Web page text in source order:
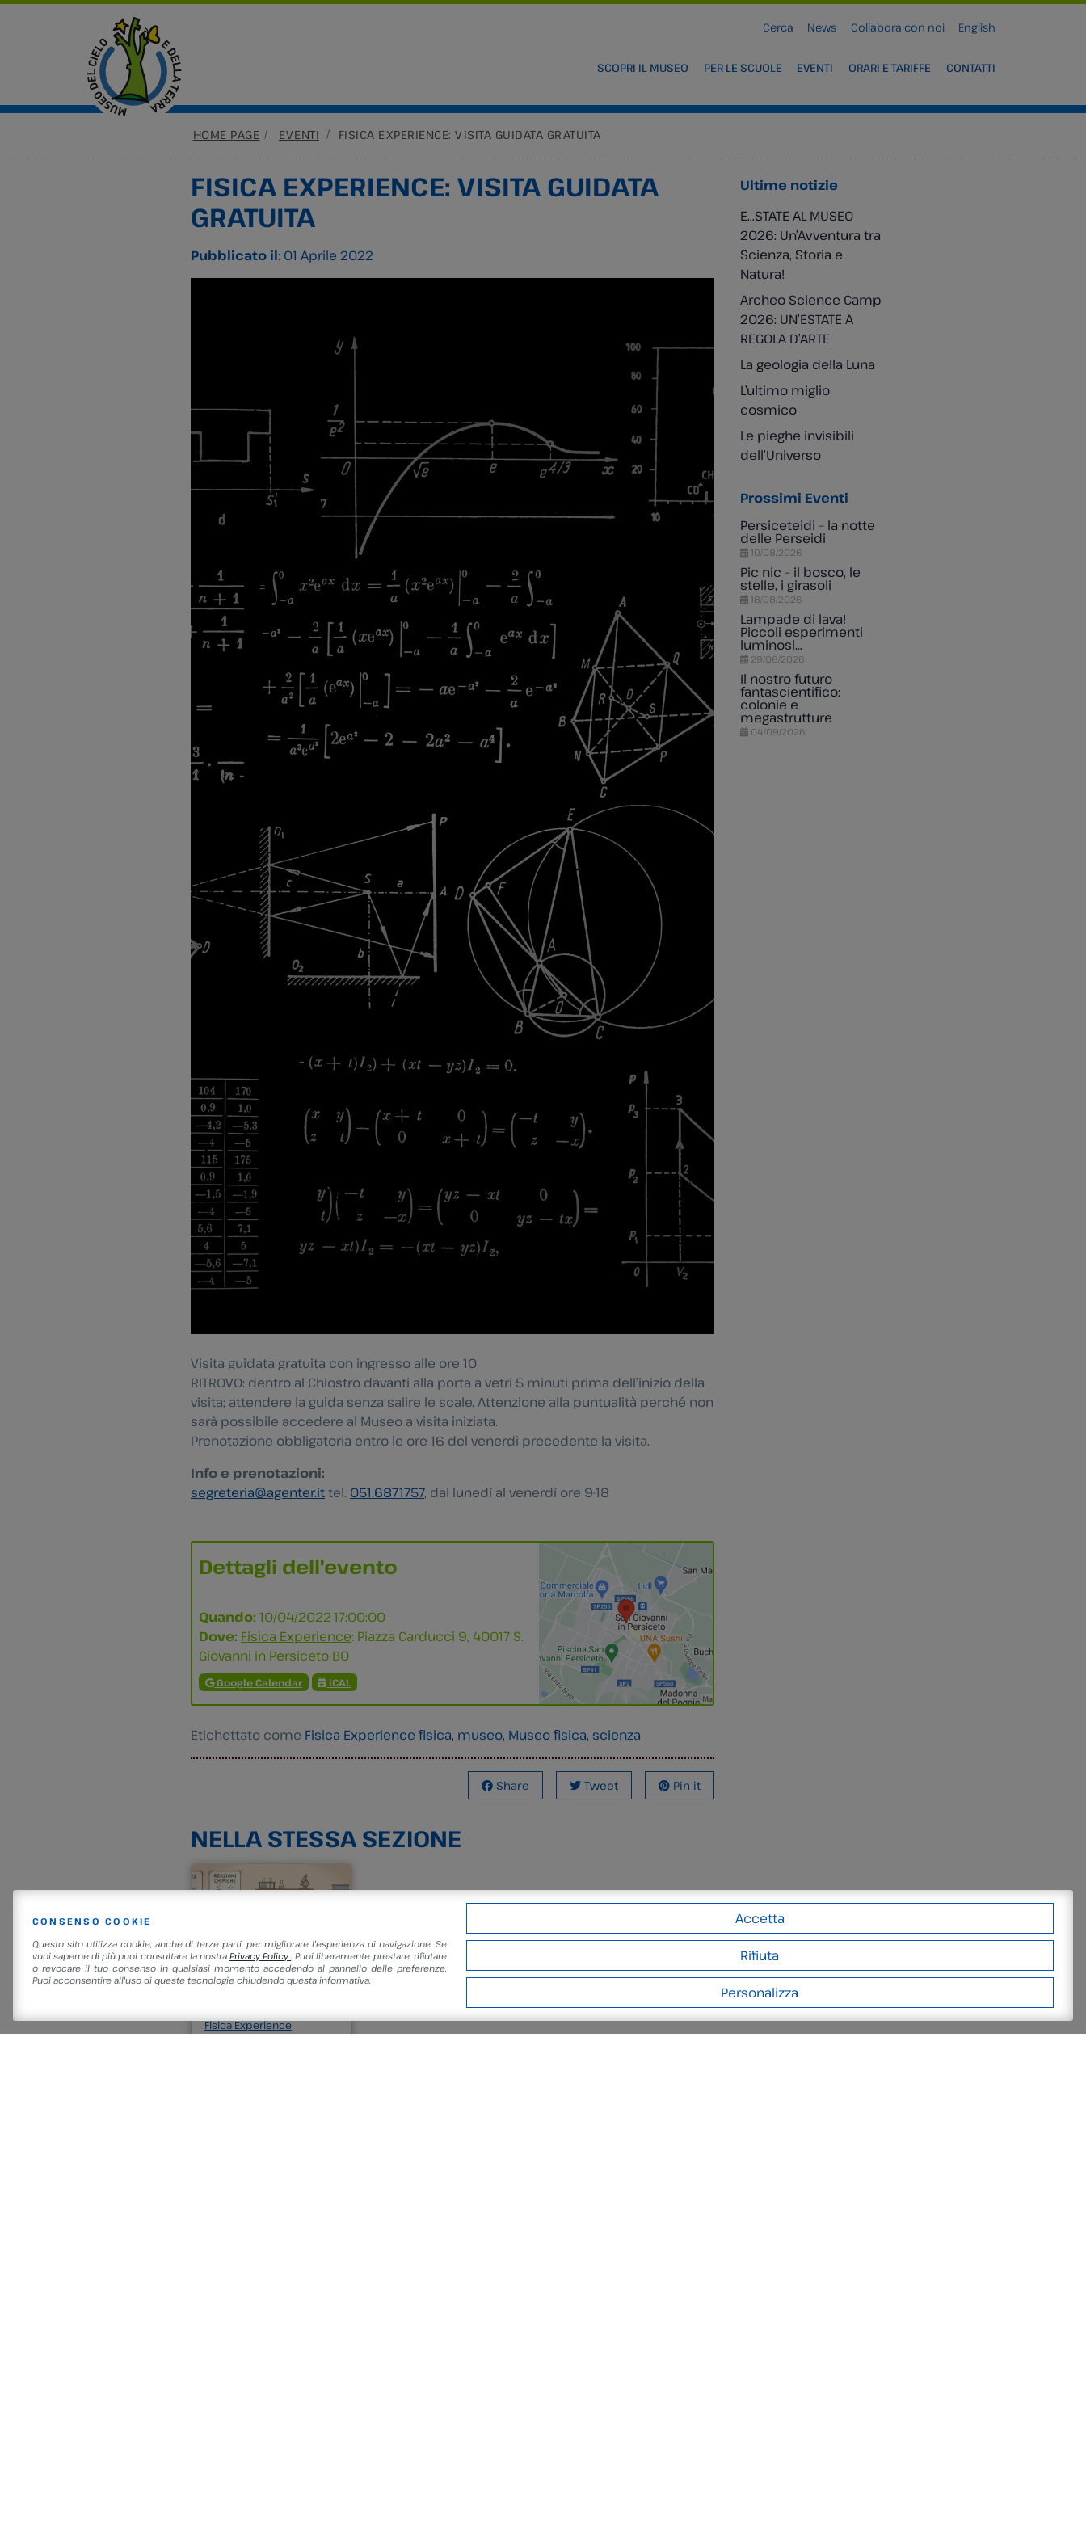
Cerca News Collabora con noi English
SCOPRI IL MUSEO PER LE SCUOLE EVENTI ORARI E TARIFFE CONTATTI
HOME PAGE EVENTI FISICA EXPERIENCE: VISITA GUIDATA GRATUITA
FISICA EXPERIENCE: VISITA GUIDATA
GRATUITA
Pubblicato il: 01 Aprile 2022
Visita guidata gratuita con ingresso alle ore 10
RITROVO: dentro al Chiostro davanti alla porta a vetri 5 minuti prima dell’inizio della
visita; attendere la guida senza salire le scale. Attenzione alla puntualità perché non
sarà possibile accedere al Museo a visita iniziata.
Prenotazione obbligatoria entro le ore 16 del venerdì precedente la visita.
Info e prenotazioni:
segreteria@agenter.ittel. 051.6871757, dal lunedì al venerdì ore 9-18
Dettagli dell'evento
Quando: 10/04/2022 17:00:00
Dove: Fisica Experience: Piazza Carducci 9, 40017 S.
Giovanni in Persiceto BO
Google Calendar iCAL
Etichettato come Fisica Experience fisica, museo, Museo fisica, scienza
Share Tweet Pin it
Ultime notizie
E…STATE AL MUSEO
2026: Un’Avventura tra
Scienza, Storia e
Natura!
Archeo Science Camp
2026: UN’ESTATE A
REGOLA D’ARTE
La geologia della Luna
L’ultimo miglio
cosmico
Le pieghe invisibili
dell’Universo
Prossimi Eventi
Persiceteidi – la notte
delle Perseidi
10/08/2026
Pic nic – il bosco, le
stelle, i girasoli
18/08/2026
Lampade di lava!
Piccoli esperimenti
luminosi…
29/08/2026
Il nostro futuro
fantascientifico:
colonie e
megastrutture
04/09/2026
NELLA STESSA SEZIONE
Fisica Experience
CONSENSO COOKIE
Questo sito utilizza cookie, anche di terze parti, per migliorare l'esperienza di navigazione. Se
vuoi saperne di più puoi consultare la nostra Privacy Policy. Puoi liberamente prestare, rifiutare
o revocare il tuo consenso in qualsiasi momento accedendo al pannello delle preferenze.
Puoi acconsentire all'uso di queste tecnologie chiudendo questa informativa.
Accetta
Rifiuta
Personalizza